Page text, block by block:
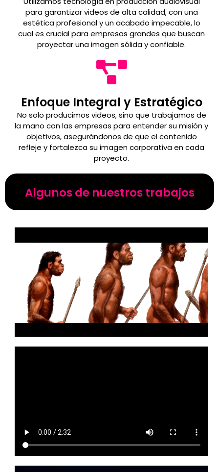
para garantizar videos de alta calidad, con una
estética profesional y un acabado impecable, lo
cual es crucial para empresas grandes que buscan
proyectar una imagen sólida y confiable.
Enfoque Integral y Estratégico
No solo producimos videos, sino que trabajamos de
la mano con las empresas para entender su misión y
objetivos, asegurándonos de que el contenido
refleje y fortalezca su imagen corporativa en cada
proyecto.
Algunos de nuestros trabajos